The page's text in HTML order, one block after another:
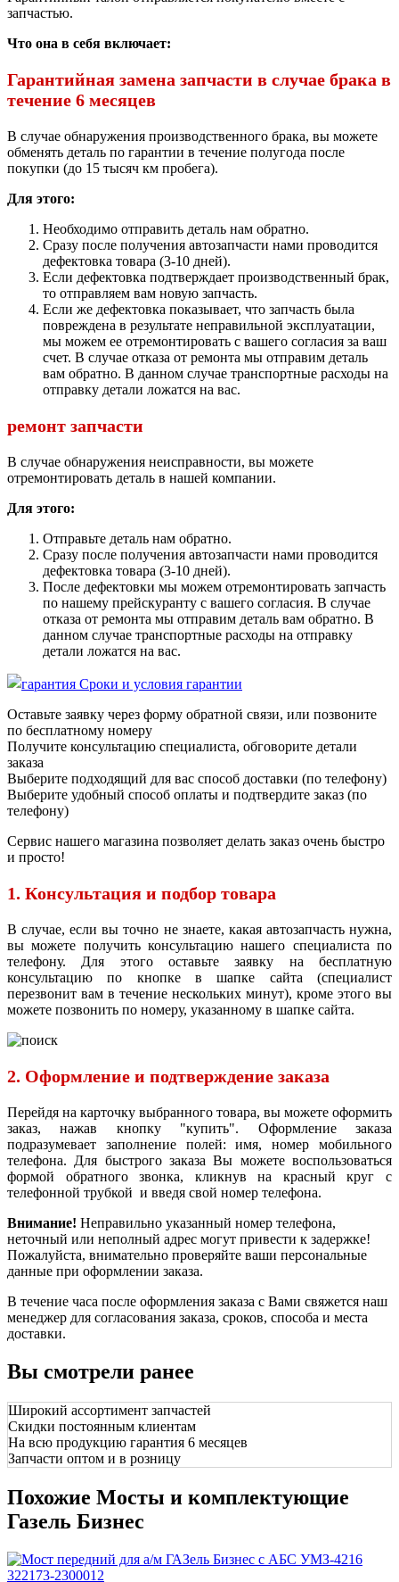
запчастью.
Что она в себя включает:
Гарантийная замена запчасти в случае брака в
течение 6 месяцев
В случае обнаружения производственного брака, вы можете
обменять деталь по гарантии в течение полугода после
покупки (до 15 тысяч км пробега).
Для этого:
Необходимо отправить деталь нам обратно.
Сразу после получения автозапчасти нами проводится
дефектовка товара (3-10 дней).
Если дефектовка подтверждает производственный брак,
то отправляем вам новую запчасть.
Если же дефектовка показывает, что запчасть была
повреждена в результате неправильной эксплуатации,
мы можем ее отремонтировать с вашего согласия за ваш
счет. В случае отказа от ремонта мы отправим деталь
вам обратно. В данном случае транспортные расходы на
отправку детали ложатся на вас.
ремонт запчасти
В случае обнаружения неисправности, вы можете
отремонтировать деталь в нашей компании.
Для этого:
Отправьте деталь нам обратно.
Сразу после получения автозапчасти нами проводится
дефектовка товара (3-10 дней).
После дефектовки мы можем отремонтировать запчасть
по нашему прейскуранту с вашего согласия. В случае
отказа от ремонта мы отправим деталь вам обратно. В
данном случае транспортные расходы на отправку
детали ложатся на вас.
Сроки и условия гарантии
Оставьте заявку через форму обратной связи, или позвоните
по бесплатному номеру
Получите консультацию специалиста, обговорите детали
заказа
Выберите подходящий для вас способ доставки (по телефону)
Выберите удобный способ оплаты и подтвердите заказ (по
телефону)
Сервис нашего магазина позволяет делать заказ очень быстро
и просто!
1. Консультация и подбор товара
В случае, если вы точно не знаете, какая автозапчасть нужна,
вы можете получить консультацию нашего специалиста по
телефону. Для этого оставьте заявку на бесплатную
консультацию по кнопке в шапке сайта (специалист
перезвонит вам в течение нескольких минут), кроме этого вы
можете позвонить по номеру, указанному в шапке сайта.
2. Оформление и подтверждение заказа
Перейдя на карточку выбранного товара, вы можете оформить
заказ, нажав кнопку "купить". Оформление заказа
подразумевает заполнение полей: имя, номер мобильного
телефона. Для быстрого заказа Вы можете воспользоваться
формой обратного звонка, кликнув на красный круг с
телефонной трубкой и введя свой номер телефона.
Внимание! Неправильно указанный номер телефона,
неточный или неполный адрес могут привести к задержке!
Пожалуйста, внимательно проверяйте ваши персональные
данные при оформлении заказа.
В течение часа после оформления заказа с Вами свяжется наш
менеджер для согласования заказа, сроков, способа и места
доставки.
Вы смотрели ранее
Широкий ассортимент запчастей
Скидки постоянным клиентам
На всю продукцию гарантия 6 месяцев
Запчасти оптом и в розницу
Похожие Мосты и комплектующие
Газель Бизнес